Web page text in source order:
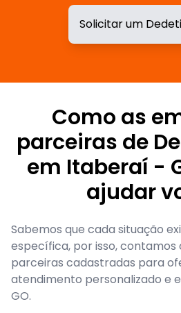
Solicitar um
Como as
parceiras de
em Itaberaí -
ajudar
Sabemos que cada situação
específica, por isso,
parceiras cadastradas para
atendimento personalizado e
GO.